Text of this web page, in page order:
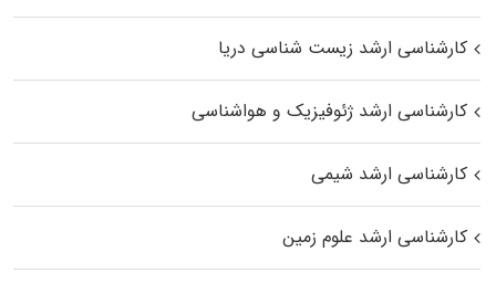
کارشناسی ارشد زیست‌ شناسی دریا
کارشناسی ارشد ژئوفیزیک و هواشناسی
کارشناسی ارشد شیمی
کارشناسی ارشد علوم زمین